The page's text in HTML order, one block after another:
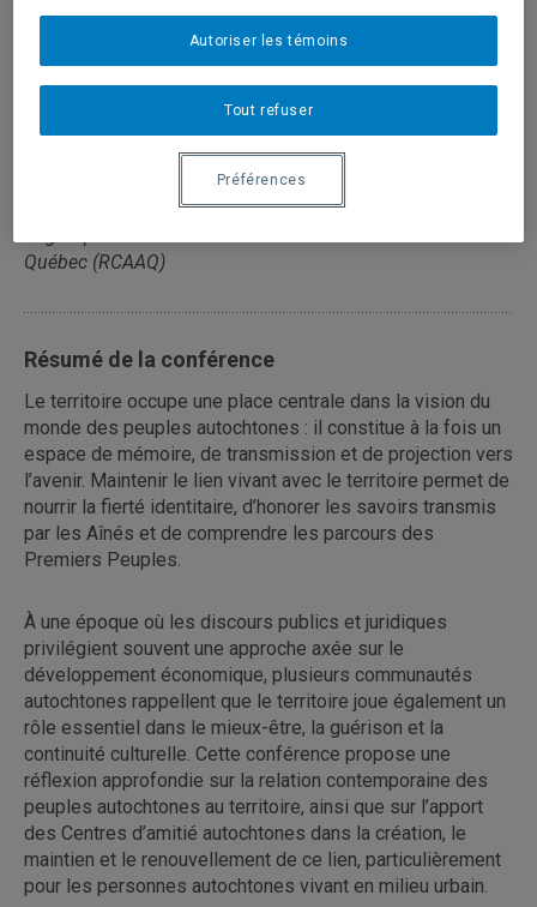
autochtones entre territoires ancestraux et
milieux urbains
Directrice générale
Québec (RCAAQ)
Résumé de la conférence
Le territoire occupe une place centrale dans la vision du
monde des peuples autochtones : il constitue à la fois un
espace de mémoire, de transmission et de projection vers
l’avenir. Maintenir le lien vivant avec le territoire permet de
nourrir la fierté identitaire, d’honorer les savoirs transmis
par les Aînés et de comprendre les parcours des
Premiers Peuples.
À une époque où les discours publics et juridiques
privilégient souvent une approche axée sur le
développement économique, plusieurs communautés
autochtones rappellent que le territoire joue également un
rôle essentiel dans le mieux-être, la guérison et la
continuité culturelle. Cette conférence propose une
réflexion approfondie sur la relation contemporaine des
peuples autochtones au territoire, ainsi que sur l’apport
des Centres d’amitié autochtones dans la création, le
maintien et le renouvellement de ce lien, particulièrement
pour les personnes autochtones vivant en milieu urbain.
Tout refuser
Autoriser les témoins
Préférences